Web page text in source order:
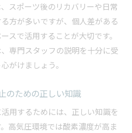
スポーツ後のリカバリーや日常
方が多いですが、個人差がある
スで活用することが大切です。
専門スタッフの説明を十分に受
がけましょう。
のための正しい知識
用するためには、正しい知識を
高気圧環境では酸素濃度が高ま